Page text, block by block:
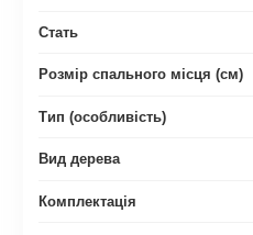
Стать
Розмір спального місця (см)
Тип (особливість)
Вид дерева
Комплектація